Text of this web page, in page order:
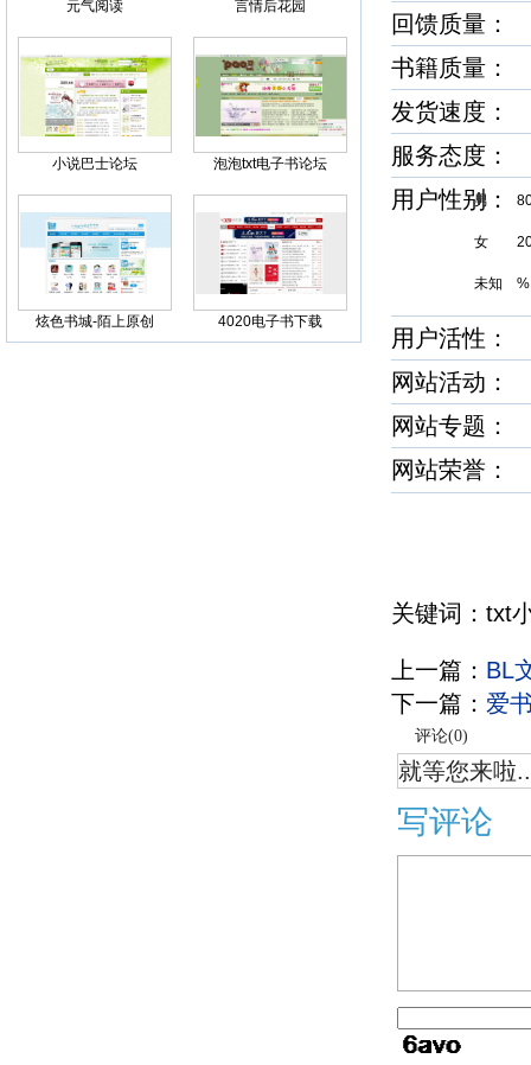
元气阅读 言情后花园
小说巴士论坛 泡泡txt电子书论坛
炫色书城-陌上原创 4020电子书下载
回馈质量
书籍质量
发货速度
服务态度
用户性别
男
女
未知 %
用户活性：
网站活动：
网站专题：
网站荣誉
关键词：txt
上一篇： BL
下一篇： 爱
评论(0)
就等您来啦
写评论